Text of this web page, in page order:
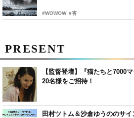
#WOWOW #杏
PRESENT
【監督登壇】『猫たちと7000
20名様をご招待！
田村ツトム＆沙倉ゆうののサ